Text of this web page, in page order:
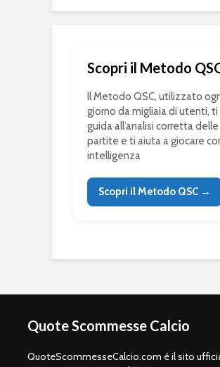
Scopri il Metodo
Il Metodo QSC, utilizzato
giorno da migliaia di utenti, ti
guida all’analisi corretta delle
partite e ti aiuta a giocare
intelligenza
Scopri il Metodo QSC →
Quote Scommesse Calcio
QuoteScommesseCalcio.com è il sito